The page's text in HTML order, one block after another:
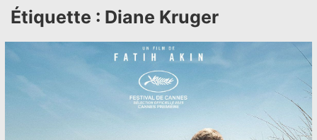
Étiquette : Diane Kruger